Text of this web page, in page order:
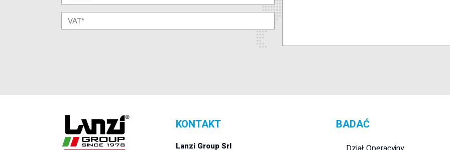
KONTAKT
Lanzi Group Srl
BADAĆ